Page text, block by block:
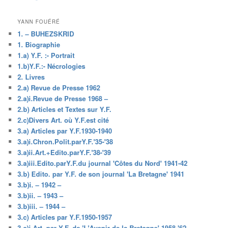
YANN FOUÉRÉ
1. – BUHEZSKRID
1. Biographie
1.a) Y.F. :- Portrait
1.b)Y.F.:- Nécrologies
2. Livres
2.a) Revue de Presse 1962
2.a)i.Revue de Presse 1968 –
2.b) Articles et Textes sur Y.F.
2.c)Divers Art. où Y.F.est cité
3.a) Articles par Y.F.1930-1940
3.a)i.Chron.Polit.parY.F.'35-'38
3.a)ii.Art.+Edito.parY.F.'38-'39
3.a)iii.Edito.parY.F.du journal 'Côtes du Nord' 1941-42
3.b) Edito. par Y.F. de son journal 'La Bretagne' 1941
3.b)i. – 1942 –
3.b)ii. – 1943 –
3.b)iii. – 1944 –
3.c) Articles par Y.F.1950-1957